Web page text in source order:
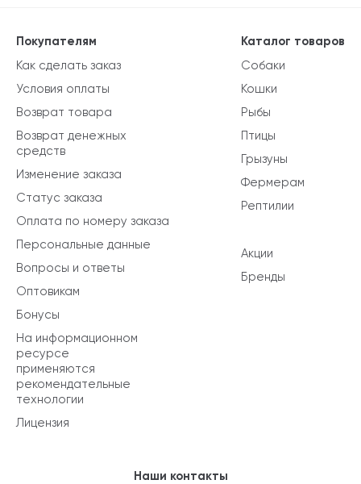
Каталог товаров
Собаки
Кошки
Рыбы
Птицы
Грызуны
Фермерам
Рептилии
Акции
Бренды
Покупателям
Как сделать заказ
Условия оплаты
Возврат товара
Возврат денежных
средств
Изменение заказа
Статус заказа
Оплата по номеру заказа
Персональные данные
Вопросы и ответы
Оптовикам
Бонусы
На информационном
ресурсе
применяются
рекомендательные
технологии
Лицензия
Наши контакты